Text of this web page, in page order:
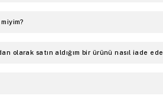
olarak satın aldığım bir ürünü nasıl iade